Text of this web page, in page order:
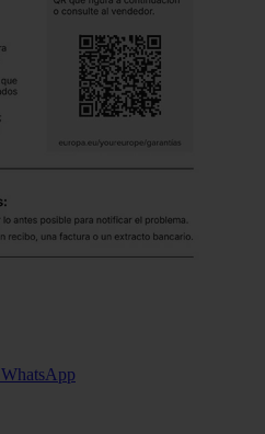
WhatsApp